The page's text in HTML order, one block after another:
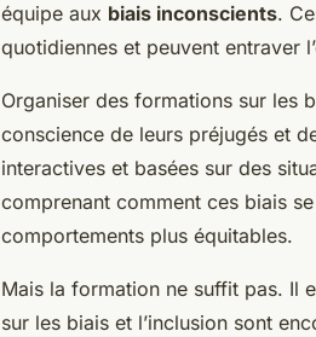
équipe aux biais inconscients.
quotidiennes et peuvent entraver
Organiser des formations sur les
conscience de leurs préjugés et
interactives et basées sur des
comprenant comment ces biais
comportements plus équitables.
Mais la formation ne suffit pas. Il
sur les biais et l’inclusion sont